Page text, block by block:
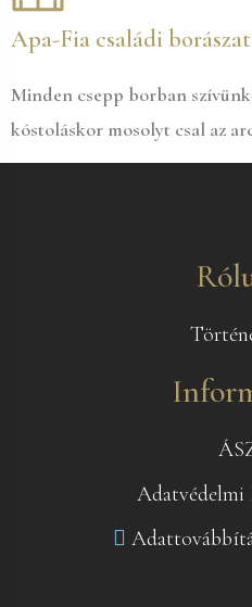
Apa-Fia családi borászat
Minden csepp borban
kóstoláskor mosolyt csal az